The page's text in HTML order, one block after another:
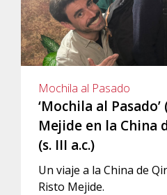
Mochila al Pasado
‘Mochila al
Mejide en la China
(s. III a.c.)
Un viaje a la China de
Risto Mejide.